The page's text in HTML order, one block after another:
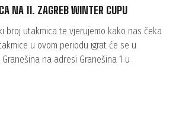
NA 11. ZAGREB WINTER CUPU
broj utakmica te vjerujemo kako nas čeka
u ovom periodu igrat će se u
na adresi Granešina 1 u